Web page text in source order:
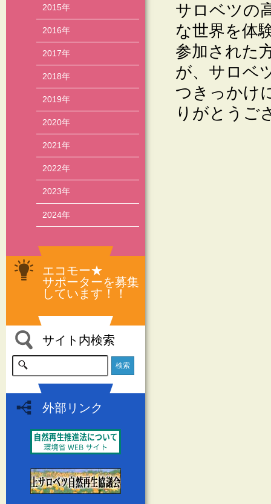
2015年
2016年
2017年
2018年
2019年
2020年
2021年
2022年
2023年
2024年
エコモー★
サポーターを募集
しています！！
サイト内検索
外部リンク
サロベツの
な世界を体
参加された
が、サロベ
つきっかけ
りがとうご